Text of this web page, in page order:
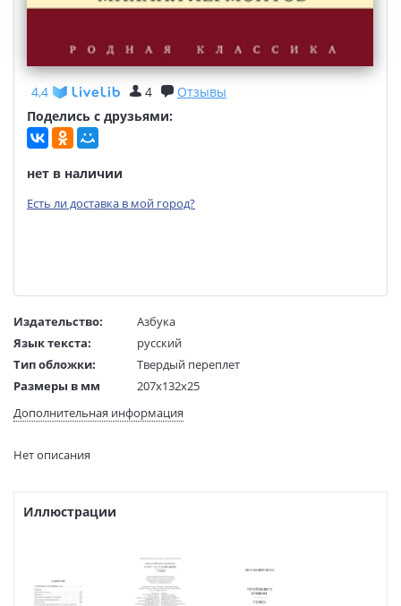
4,4 4
Отзывы
Поделись с друзьями:
нет в наличии
Есть ли доставка в мой город?
Издательство:
Азбука
Язык текста:
русский
Тип обложки:
Твердый переплет
Размеры в мм
207x132x25
Вес:
396 гр.
Код товара:
ISBN:
Дополнительная информация
Нет описания
Иллюстрации